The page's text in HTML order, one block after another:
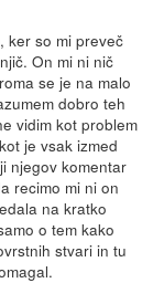
ker so mi preveč
On mi ni nič
se je na malo
dobro teh
vidim kot problem
je vsak izmed
njegov komentar
recimo mi ni on
na kratko
o tem kako
stvari in tu